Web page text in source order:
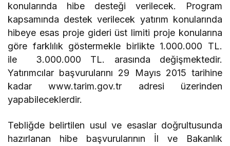
konularında hibe desteği verilecek. Program
kapsamında destek verilecek yatırım konularında
hibeye esas proje gideri üst limiti proje konularına
göre farklılık göstermekle birlikte 1.000.000 TL.
ile 3.000.000 TL. arasında değişmektedir.
Yatırımcılar başvurularını 29 Mayıs 2015 tarihine
kadar www.tarim.gov.tr adresi üzerinden
yapabileceklerdir.
Tebliğde belirtilen usul ve esaslar doğrultusunda
hazırlanan hibe başvurularının İl ve Bakanlık